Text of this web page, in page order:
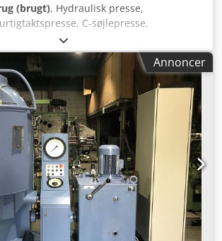
(brugt), Hydraulisk presse,
C-søjlepresse,
- Stempeltryk: ca. 35 t -
500 x 470 mm - Indlægningshøjde: 650
275 mm - Dimensioner:
- Maskinen kan afmonteres til: H2700
A Nkbjb Tok - Vægt: ca. 1500 kg
Annoncer